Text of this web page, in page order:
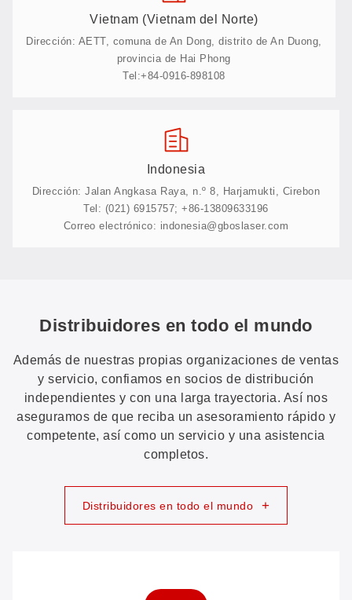
Vietnam (Vietnam del Norte)
Dirección: AETT, comuna de An Dong, distrito de An Duong,
provincia de Hai Phong
Tel:+84-0916-898108
Indonesia
Dirección: Jalan Angkasa Raya, n.º 8, Harjamukti, Cirebon
Tel: (021) 6915757; +86-13809633196
Correo electrónico: indonesia@gboslaser.com
Distribuidores en todo el mundo
Además de nuestras propias organizaciones de ventas
y servicio, confiamos en socios de distribución
independientes y con una larga trayectoria. Así nos
aseguramos de que reciba un asesoramiento rápido y
competente, así como un servicio y una asistencia
completos.
Distribuidores en todo el mundo +